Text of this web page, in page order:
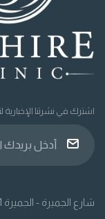
اشترك في نشرتنا الإخبارية
شارع الجميرة - الجميرة 1 - دبي - الإمارات العربية المتحدة